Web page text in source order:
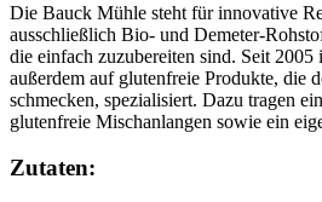
Die Bauck Mühle steht für innovative
ausschließlich Bio- und Demeter-
die einfach zuzubereiten sind. Seit
außerdem auf glutenfreie Produkte, die
schmecken, spezialisiert. Dazu tragen
glutenfreie Mischanlangen sowie ein
Zutaten: